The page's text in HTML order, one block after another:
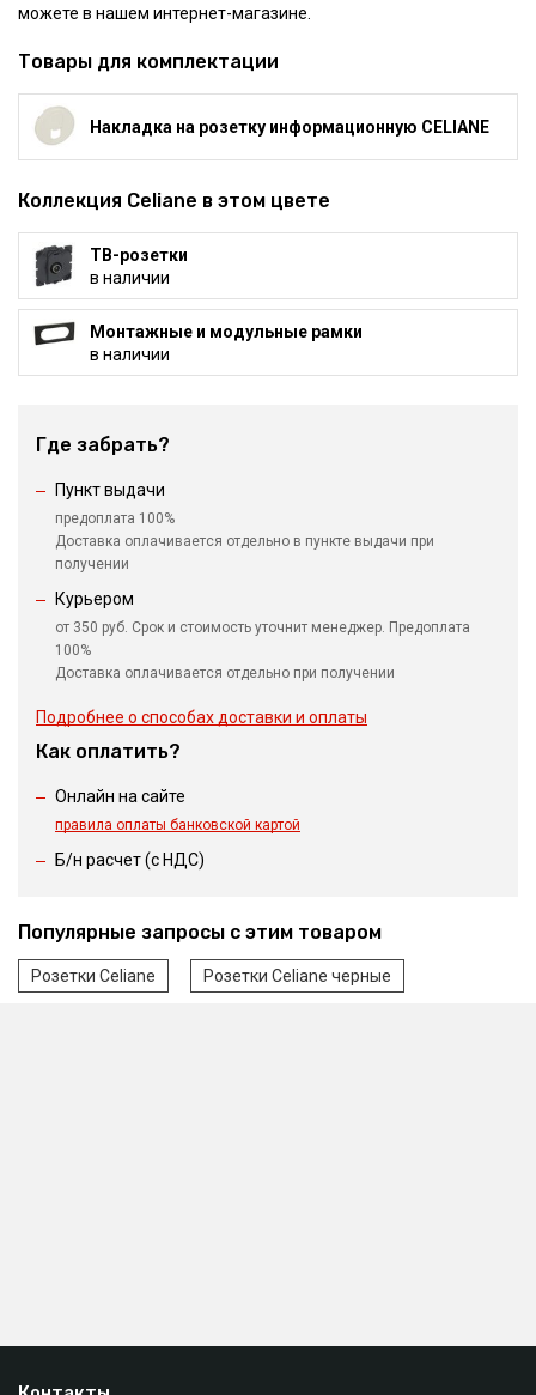
можете в нашем интернет-магазине.
Товары для комплектации
Накладка на розетку информационную CELIANE
Коллекция Celiane в этом цвете
ТВ-розетки
в наличии
Монтажные и модульные рамки
в наличии
Где забрать?
Пункт выдачи
предоплата 100%
Доставка оплачивается отдельно в пункте выдачи при
получении
Курьером
от 350 руб. Срок и стоимость уточнит менеджер. Предоплата
100%
Доставка оплачивается отдельно при получении
Подробнее о способах доставки и оплаты
Как оплатить?
Онлайн на сайте
правила оплаты банковской картой
Б/н расчет (c НДС)
Популярные запросы с этим товаром
Розетки Celiane Розетки Celiane черные